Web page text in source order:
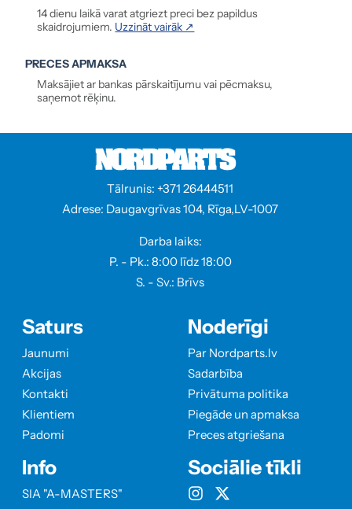
14 dienu laikā varat atgriezt preci bez papildus
skaidrojumiem. Uzzināt vairāk ↗
PRECES APMAKSA
Maksājiet ar bankas pārskaitījumu vai pēcmaksu,
saņemot rēķinu.
Tālrunis: +371 26444511
Adrese: Daugavgrīvas 104, Rīga,LV-1007
Darba laiks:
P. - Pk.: 8:00 līdz 18:00
S. - Sv.: Brīvs
Saturs
Jaunumi
Akcijas
Kontakti
Klientiem
Padomi
Info
SIA "A-MASTERS"
Noderīgi
Par Nordparts.lv
Sadarbība
Privātuma politika
Piegāde un apmaksa
Preces atgriešana
Sociālie tīkli